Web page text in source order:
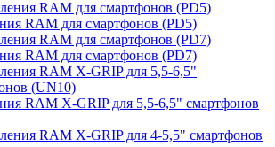
RAM для смартфонов (PD5)
RAM для смартфонов (PD7)
RAM X-GRIP для 5,5-6,5" смартфонов